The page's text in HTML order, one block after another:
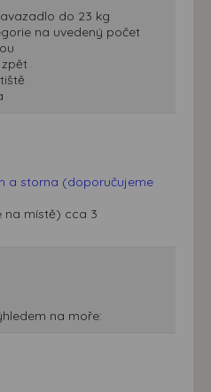
do 23 kg
na uvedený počet
a storna (doporučujeme
na místě) cca 3
na moře: